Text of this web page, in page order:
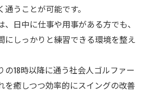
うことが可能です。
、日中に仕事や用事がある方でも、
にしっかりと練習できる環境を整え
の18時以降に通う社会人ゴルファー
を癒しつつ効率的にスイングの改善